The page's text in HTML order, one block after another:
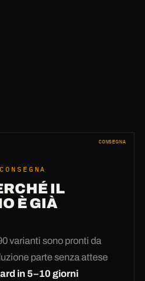
CONSEGNA
IL
È GIÀ
varianti sono pronti da
parte senza attese
in 5–10 giorni